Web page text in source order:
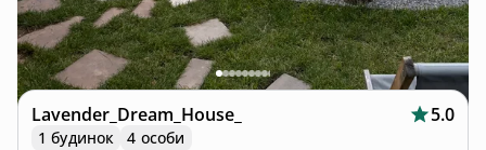
Lavender_Dream_House_ 5.0
1 будинок
4 особи